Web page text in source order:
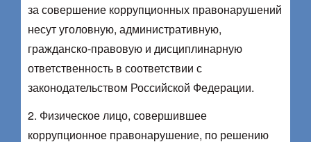
за совершение коррупционных правонарушений
несут уголовную, административную,
гражданско-правовую и дисциплинарную
ответственность в соответствии с
законодательством Российской Федерации.
2. Физическое лицо, совершившее
коррупционное правонарушение, по решению